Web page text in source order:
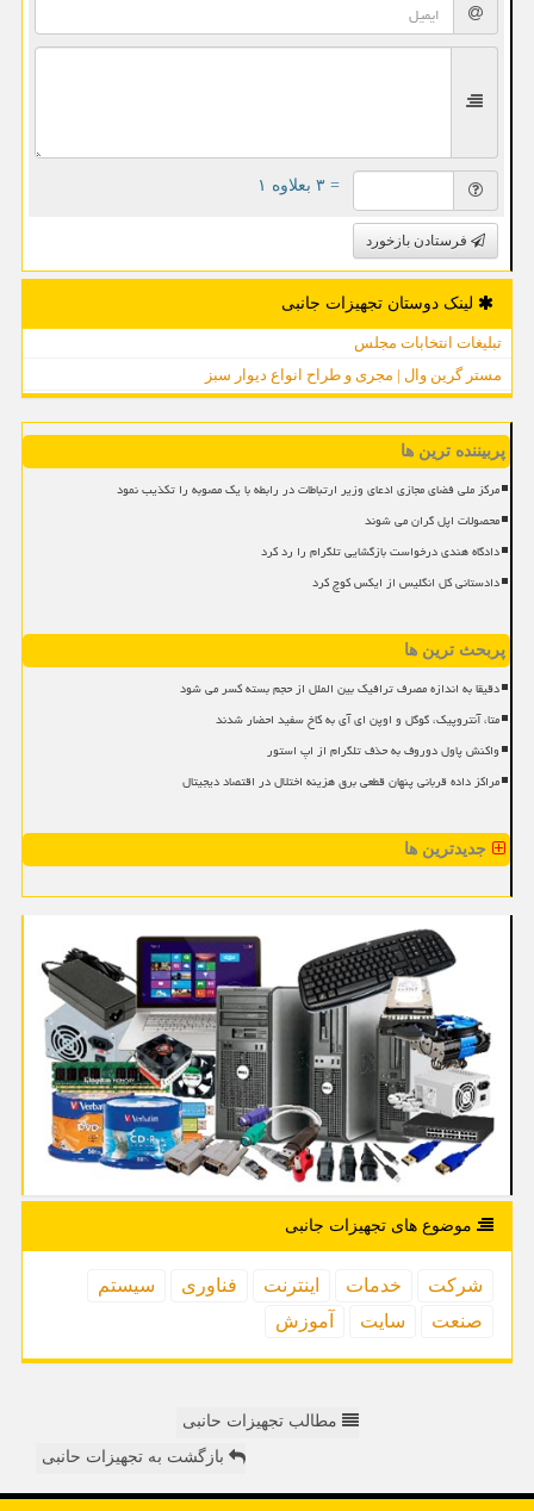
= ۳ بعلاوه ۱
فرستادن بازخورد
لینک دوستان تجهیزات جانبی
تبلیغات انتخابات مجلس
مستر گرین وال | مجری و طراح انواع دیوار سبز
پربیننده ترین ها
مرکز ملی فضای مجازی ادعای وزیر ارتباطات در رابطه با یک مصوبه را تکذیب نمود
محصولات اپل گران می شوند
دادگاه هندی درخواست بازگشایی تلگرام را رد کرد
دادستانی کل انگلیس از ایکس کوچ کرد
پربحث ترین ها
دقیقا به اندازه مصرف ترافیک بین الملل از حجم بسته کسر می شود
متا، آنتروپیک، گوگل و اوپن ای آی به کاخ سفید احضار شدند
واکنش پاول دوروف به حذف تلگرام از اپ استور
مراکز داده قربانی پنهان قطعی برق هزینه اختلال در اقتصاد دیجیتال
جدیدترین ها
موضوع های تجهیزات جانبی
شركت خدمات اینترنت فناوری
سیستم
صنعت
سایت آموزش
مطالب تجهیزات حانبی
بازگشت به تجهیزات حانبی